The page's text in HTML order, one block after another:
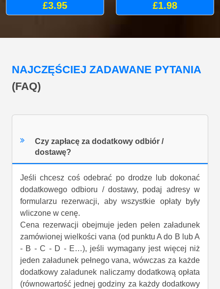
£3.95 £1.98
NAJCZĘŚCIEJ ZADAWANE PYTANIA
(FAQ)
Czy zapłacę za dodatkowy odbiór /
dostawę?
Jeśli chcesz coś odebrać po drodze lub dokonać
dodatkowego odbioru / dostawy, podaj adresy w
formularzu rezerwacji, aby wszystkie opłaty były
wliczone w cenę.
Cena rezerwacji obejmuje jeden pełen załadunek
zamówionej wielkości vana (od punktu A do B lub A
- B - C - D - E…), jeśli wymagany jest więcej niż
jeden załadunek pełnego vana, wówczas za każde
dodatkowy zaladunek naliczamy dodatkową opłata
(równowartość jednej godziny za każdy dodatkowy